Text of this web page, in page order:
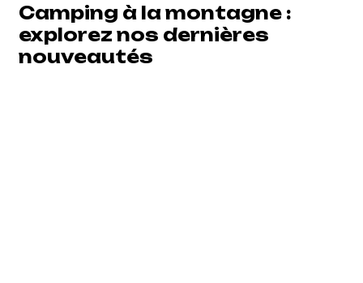
Camping à la montagne :
explorez nos dernières
nouveautés